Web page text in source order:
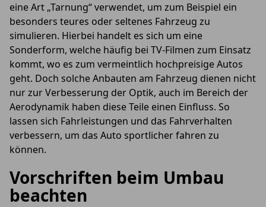
eine Art „Tarnung“ verwendet, um zum Beispiel ein
besonders teures oder seltenes Fahrzeug zu
simulieren. Hierbei handelt es sich um eine
Sonderform, welche häufig bei TV-Filmen zum Einsatz
kommt, wo es zum vermeintlich hochpreisige Autos
geht. Doch solche Anbauten am Fahrzeug dienen nicht
nur zur Verbesserung der Optik, auch im Bereich der
Aerodynamik haben diese Teile einen Einfluss. So
lassen sich Fahrleistungen und das Fahrverhalten
verbessern, um das Auto sportlicher fahren zu
können.
Vorschriften beim Umbau
beachten